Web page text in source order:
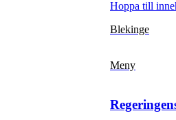
Hoppa till
Blekinge
Meny